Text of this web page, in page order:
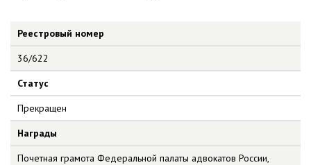
Реестровый номер
36/622
Статус
Прекращен
Награды
Почетная грамота Федеральной палаты адвокатов России,